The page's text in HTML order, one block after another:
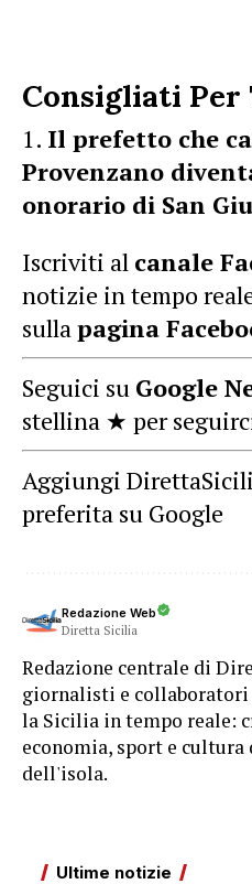
Consigliati Per
Il prefetto che
Provenzano
onorario di San
Iscriviti al canale
notizie in tempo
sullapagina
Seguici su Google
stellina ★ per
Aggiungi
preferita su Google
Redazione Web
Diretta Sicilia
Redazione centrale di
giornalisti e collaboratori
la Sicilia in tempo reale:
economia, sport e cultura
dell'isola.
Ultime notizie